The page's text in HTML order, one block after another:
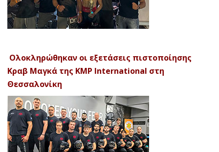
Ολοκληρώθηκαν οι εξετάσεις πιστοποίησης
Κραβ Μαγκά της KMP International στη
Θεσσαλονίκη